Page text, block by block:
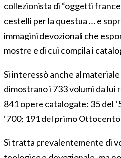
collezionista di “oggetti
cestelli per la questua … e
immagini devozionali che
mostre e di cui compila i
Si interessò anche al
dimostrano i 733 volumi da lui
841 opere catalogate: 35 del
‘700; 191 del primo
Si tratta prevalentemente di